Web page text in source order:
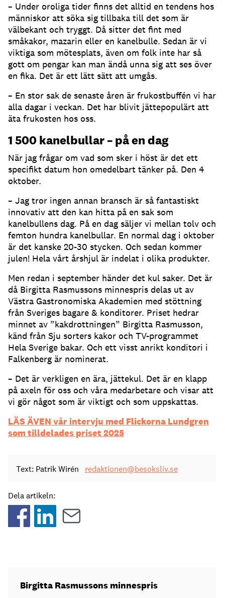
– Under oroliga tider finns det alltid en tendens hos
människor att söka sig tillbaka till det som är
välbekant och tryggt. Då sitter det fint med
småkakor, mazarin eller en kanelbulle. Sedan är vi
viktiga som mötesplats, även om folk inte har så
gott om pengar kan man ändå unna sig att ses över
en fika. Det är ett lätt sätt att umgås.
– En stor sak de senaste åren är frukostbuffén vi har
alla dagar i veckan. Det har blivit jättepopulärt att
äta frukosten hos oss.
1 500 kanelbullar – på en dag
När jag frågar om vad som sker i höst är det ett
specifikt datum hon omedelbart tänker på. Den 4
oktober.
– Jag tror ingen annan bransch är så fantastiskt
innovativ att den kan hitta på en sak som
kanelbullens dag. På en dag säljer vi mellan tolv och
femton hundra kanelbullar. En normal dag i oktober
är det kanske 20-30 stycken. Och sedan kommer
julen! Hela vårt årshjul är indelat i olika produkter.
Men redan i september händer det kul saker. Det är
då Birgitta Rasmussons minnespris delas ut av
Västra Gastronomiska Akademien med stöttning
från Sveriges bagare & konditorer. Priset hedrar
minnet av ”kakdrottningen” Birgitta Rasmusson,
känd från Sju sorters kakor och TV-programmet
Hela Sverige bakar. Och ett visst anrikt konditori i
Falkenberg är nominerat.
– Det är verkligen en ära, jättekul. Det är en klapp
på axeln för oss och våra medarbetare och visar att
vi gör något som är viktigt och som uppskattas.
LÄS ÄVEN vår intervju med Flickorna Lundgren
som tilldelades priset 2025
Text: Patrik Wirén redaktionen@besoksliv.se
Dela artikeln:
Birgitta Rasmussons minnespris